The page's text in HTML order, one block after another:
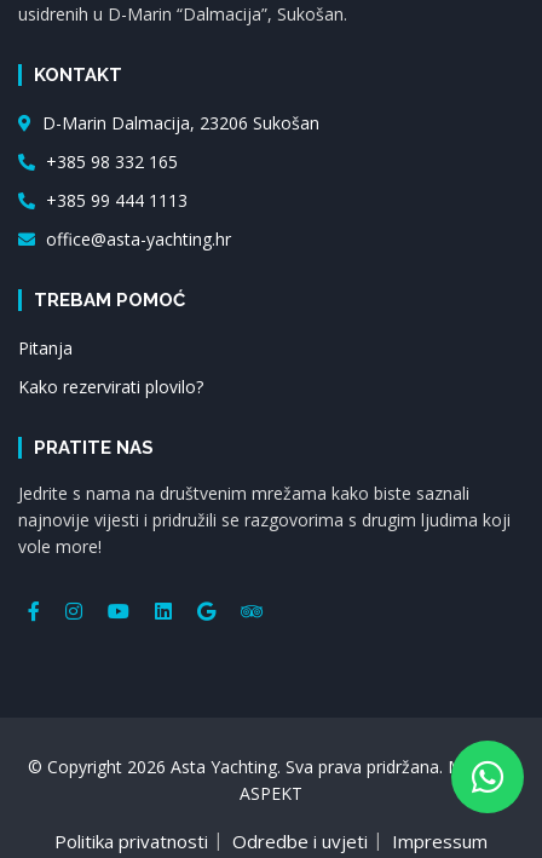
usidrenih u D-Marin “Dalmacija”, Sukošan.
KONTAKT
D-Marin Dalmacija, 23206 Sukošan
+385 98 332 165
+385 99 444 1113
office@asta-yachting.hr
TREBAM POMOĆ
Pitanja
Kako rezervirati plovilo?
PRATITE NAS
Jedrite s nama na društvenim mrežama kako biste saznali
najnovije vijesti i pridružili se razgovorima s drugim ljudima koji
vole more!
© Copyright 2026 Asta Yachting. Sva prava pridržana. Made by
ASPEKT
Politika privatnosti Odredbe i uvjeti Impressum